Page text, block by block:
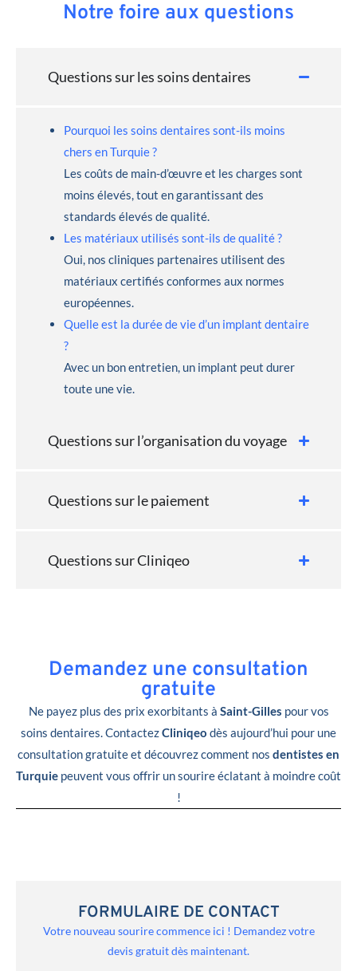
Notre foire aux questions
Questions sur les soins dentaires
Pourquoi les soins dentaires sont-ils moins
chers en Turquie ?
Les coûts de main-d’œuvre et les charges sont
moins élevés, tout en garantissant des
standards élevés de qualité.
Les matériaux utilisés sont-ils de qualité ?
Oui, nos cliniques partenaires utilisent des
matériaux certifiés conformes aux normes
européennes.
Quelle est la durée de vie d’un implant dentaire
?
Avec un bon entretien, un implant peut durer
toute une vie.
Questions sur l’organisation du voyage
Questions sur le paiement
Questions sur Cliniqeo
Demandez une consultation
gratuite
Ne payez plus des prix exorbitants à Saint-Gilles pour vos
soins dentaires. ContactezCliniqeo dès aujourd’hui pour une
consultation gratuite et découvrez comment nos dentistes en
Turquie peuvent vous offrir un sourire éclatant à moindre coût
!
FORMULAIRE DE CONTACT
Votre nouveau sourire commence ici ! Demandez votre
devis gratuit dès maintenant.